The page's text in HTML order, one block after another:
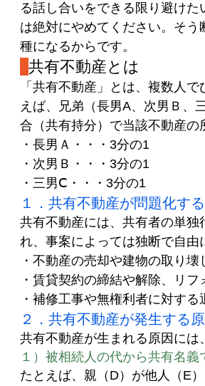
る話し合いをできる限り避け
は絶対にやめてください。そ
種になるからです。
共有不動産とは
「共有不動産」とは、複数人
えば、兄弟（長男A、次男Ｂ、
合（共有持分）で当該不動産の
・長男Ａ・・・3分の1
・次男Ｂ・・・3分の1
・三男Ⅽ・・・3分の1
１．共有不動産が問題化す
共有不動産には、共有者の単
れ、事案によっては独断で自由
・不動産の売却や建物の取り
・賃貸契約の締結や解除、リ
・補修工事や無権利者に対す
２．共有不動産が発生する
共有不動産が生まれる原因には
１） 被相続人 の代から共有名義
たとえば、親（D）が他人（E